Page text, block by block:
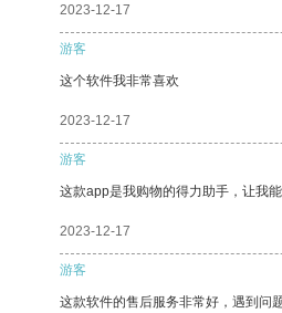
2023-12-17
游客
这个软件我非常喜欢
2023-12-17
游客
这款app是我购物的得力助手，让我
2023-12-17
游客
这款软件的售后服务非常好，遇到问